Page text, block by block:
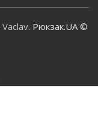
Vaclav. Рюкзак.UA ©